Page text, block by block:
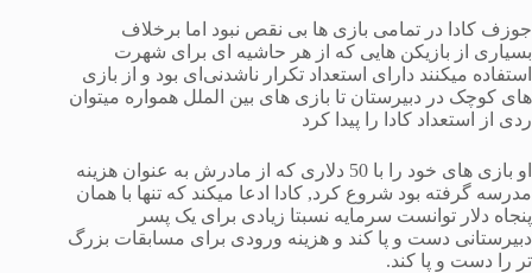
جوزف کادا در تمامی بازی ها بی نقص نبود اما برخلاف
بسیاری از بازیکن هایی که از هر حاشیه ای برای شهرت
استفاده میکنند دارای استعداد تکرار ناشدنی‌ای بود و از بازی
های کوچک در دبیرستان تا بازی های بین الملل همواره میتوان
ردی از استعداد کادا را پیدا کرد
او بازی های خود را با 50 دلاری که از مادرش به عنوان هزینه
مدرسه گرفته بود شروع کرد, کادا ادعا میکند که تنها با همان
پنجاه دلار توانست سرمایه نسبتا زیادی برای یک پسر
دبیرستانی دست و پا کند و هزینه ورودی برای مسابقات بزرگ
تر را دست و پا کند.